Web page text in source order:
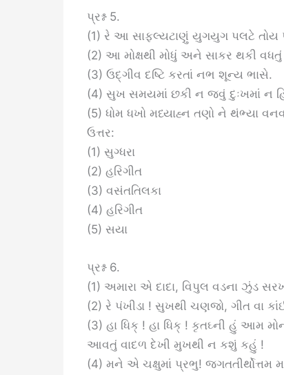
પ્રશ્ન 5.
(1) રે આ સાફલ્યટાણું યુગયુગ પલટે
(2) આ મોક્ષથી મોધું અને સાકર થકી
(3) ઉદ્ગીવ દષ્ટિ કરતાં નભ શૂન્ય ભાસે.
(4) સુખ સમયમાં છકી ન જવું દુઃખમાં ન
(5) ધોમ ધખો મધ્યાહ્ન તણો ને થંભ્યા
ઉત્તર:
(1) સુગ્ધરા
(2) હરિગીત
(3) વસંતતિલકા
(4) હરિગીત
(5) સયા
પ્રશ્ન 6.
(1) અમારા એ દાદા, વિપુલ વડના ઝુંડ
(2) રે પંખીડા ! સુખથી ચણજો, ગીત વા
(3) હા ધિક્ ! હા ધિક્ ! કૃતઘ્ની હું આમ
આવતું વાદળ દેખી મુખથી ન કશું કહું !
(4) મને એ ચક્ષુમાં પ્રભુ! જગતતીર્થોત્તમ